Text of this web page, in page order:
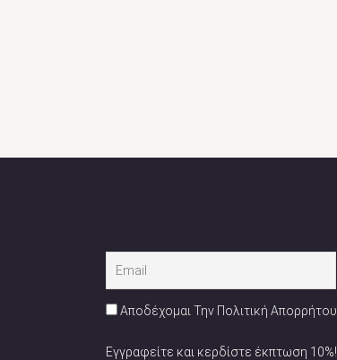
Αποδέχομαι Την Πολιτική Απορρήτου
Εγγραφείτε και κερδίστε έκπτωση 10%!